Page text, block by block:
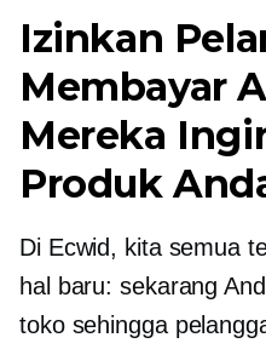
Izinkan
Membayar
Mereka
Produk
Di Ecwid, kita semua
hal baru: sekarang
toko sehingga